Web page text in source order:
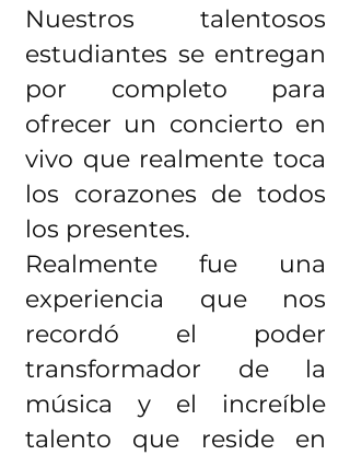
Nuestros talentosos
estudiantes se entregan
por completo para
ofrecer un concierto en
vivo que realmente toca
los corazones de todos
los presentes.
Realmente fue una
experiencia que nos
recordó el poder
transformador de la
música y el increíble
talento que reside en